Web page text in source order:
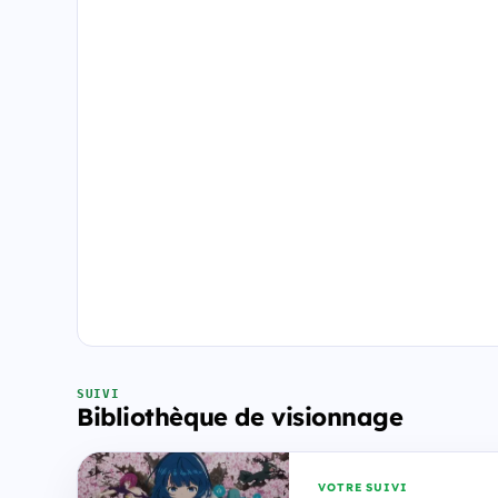
SUIVI
Bibliothèque de visionnage
VOTRE SUIVI